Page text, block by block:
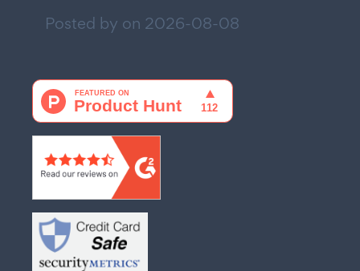
Posted by on 2026-08-08